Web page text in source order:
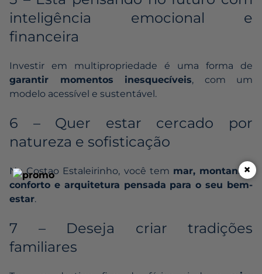
inteligência emocional e
financeira
Investir em multipropriedade é uma forma de
garantir momentos inesquecíveis, com um
modelo acessível e sustentável.
6 – Quer estar cercado por
natureza e sofisticação
No Costao Estaleirinho, você tem mar, montanha,
conforto e arquitetura pensada para o seu bem-
estar.
7 – Deseja criar tradições
familiares
×